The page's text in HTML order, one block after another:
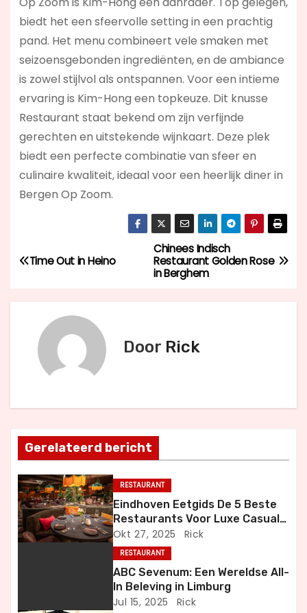
biedt het een sfeervolle setting in een prachtig
pand. Het menu combineert vele smaken met
seizoensgebonden ingrediënten, en de ambiance
is zowel stijlvol als ontspannen. Voor een intieme
ervaring is Kim-Hong een topkeuze. Dit knusse
Restaurant staat bekend om zijn verfijnde
gerechten en uitstekende wijnkaart. Deze plek
biedt een perfecte combinatie van sfeer en
culinaire kwaliteit, ideaal voor een heerlijk diner in
Bergen Op Zoom.
B
t
n
a
v
i
Chinees Indisch
Restaurant Golden Rose
in Berghem
Time Out in Heino
Door Rick
Gerelateerd bericht
RESTAURANT
Eindhoven Eetgids De 5 Beste
Restaurants Voor Luxe Casual
en Bijzondere Momenten
Okt 27, 2025 Rick
RESTAURANT
ABC Sevenum: Een Wereldse All-
In Beleving in Limburg
Jul 15, 2025 Rick